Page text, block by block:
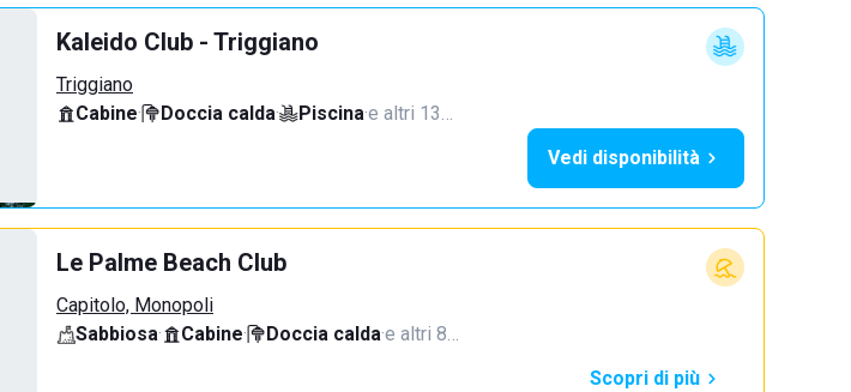
Kaleido Club - Triggiano
Triggiano
Cabine· Doccia calda· Piscina·e altri 13…
Vedi disponibilità
Le Palme Beach Club
Capitolo, Monopoli
Sabbiosa· Cabine· Doccia calda·e altri 8…
Scopri di più